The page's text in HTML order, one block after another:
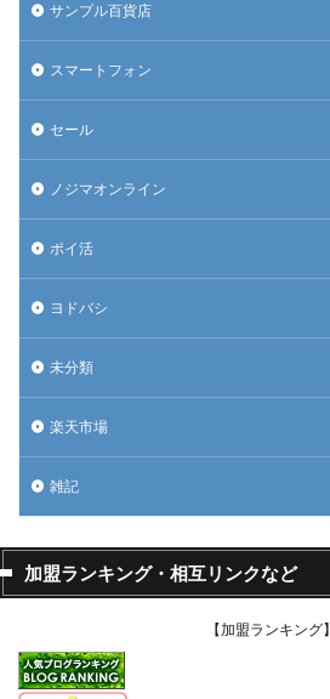
サンプル百貨店
スマートフォン
セール
ノジマオンライン
ポイ活
ヨドバシ
未分類
楽天市場
雑記
加盟ランキング・相互リンクなど
【加盟ランキング】